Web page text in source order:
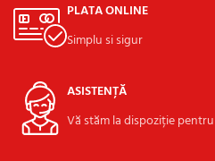
PLATA ONLINE
Simplu si sigur
ASISTENȚĂ
Vă stăm la dispoziție